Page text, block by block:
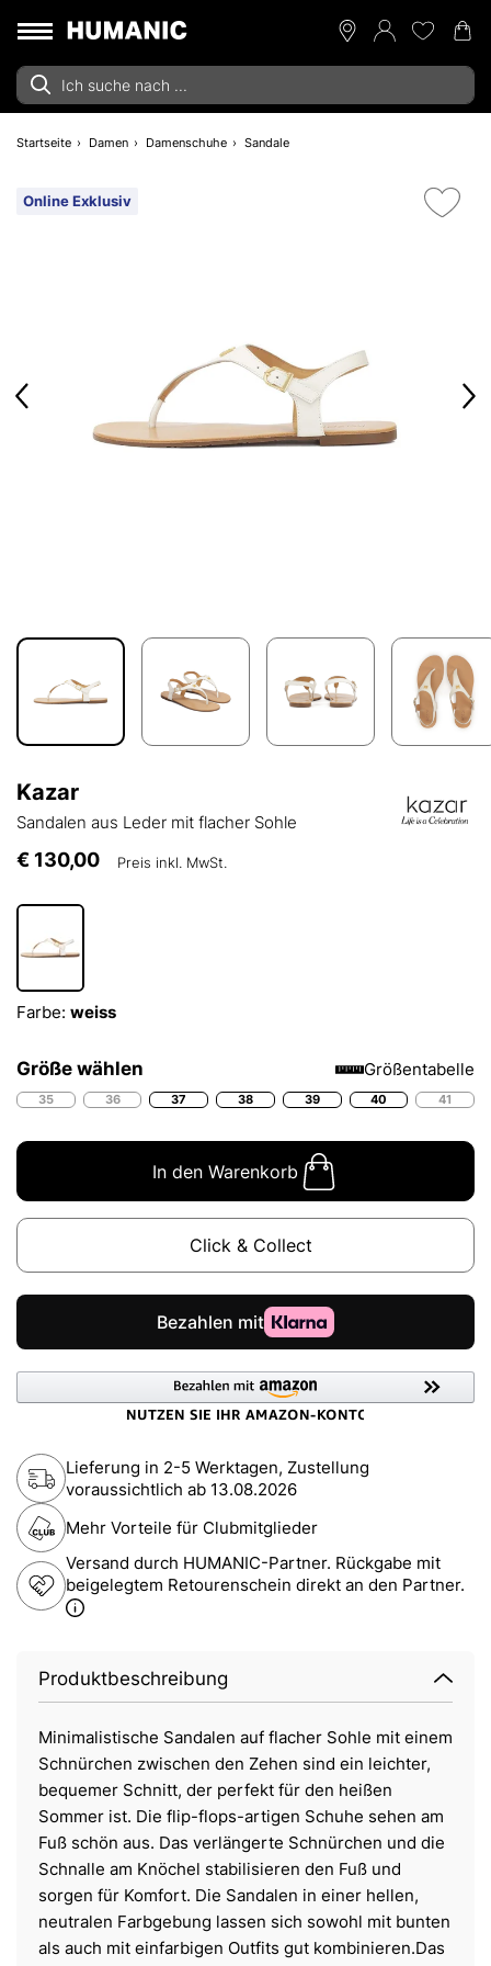
Startseite Damen Damenschuhe Sandale
Online Exklusiv
Kazar
Sandalen aus Leder mit flacher Sohle
€ 130,00 Preis inkl. MwSt.
Farbe: weiss
Größe wählen Größentabelle
35 36 37 38 39 40 41
In den Warenkorb
Click & Collect
Lieferung in 2-5 Werktagen, Zustellung
voraussichtlich ab 13.08.2026
Mehr Vorteile für Clubmitglieder
Versand durch HUMANIC-Partner. Rückgabe mit
beigelegtem Retourenschein direkt an den Partner.
Produktbeschreibung
Minimalistische Sandalen auf flacher Sohle mit einem
Schnürchen zwischen den Zehen sind ein leichter,
bequemer Schnitt, der perfekt für den heißen
Sommer ist. Die flip-flops-artigen Schuhe sehen am
Fuß schön aus. Das verlängerte Schnürchen und die
Schnalle am Knöchel stabilisieren den Fuß und
sorgen für Komfort. Die Sandalen in einer hellen,
neutralen Farbgebung lassen sich sowohl mit bunten
als auch mit einfarbigen Outfits gut kombinieren.Das